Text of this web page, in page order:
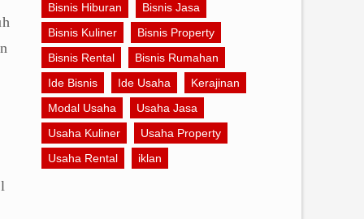
Bisnis Hiburan
Bisnis Jasa
Bisnis Kuliner
Bisnis Property
Bisnis Rental
Bisnis Rumahan
Ide Bisnis
Ide Usaha
Kerajinan
Modal Usaha
Usaha Jasa
Usaha Kuliner
Usaha Property
Usaha Rental
iklan